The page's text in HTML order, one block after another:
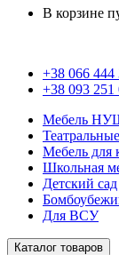
В корзине
+38 066 444
+38 093 251
Мебель
Мебель для
Школьная
Детский сад
Для ВСУ
Каталог товаров